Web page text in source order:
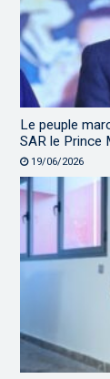
Le peuple
SAR le Prince
19/06/2026